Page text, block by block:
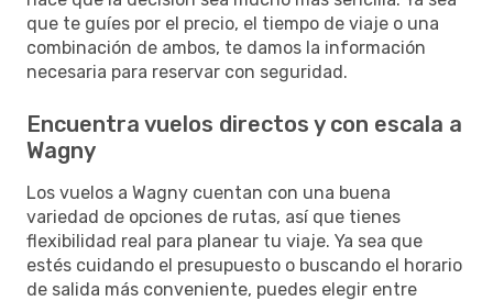
que te guíes por el precio, el tiempo de viaje o una
combinación de ambos, te damos la información
necesaria para reservar con seguridad.
Encuentra vuelos directos y con escala a
Wagny
Los vuelos a Wagny cuentan con una buena
variedad de opciones de rutas, así que tienes
flexibilidad real para planear tu viaje. Ya sea que
estés cuidando el presupuesto o buscando el horario
de salida más conveniente, puedes elegir entre